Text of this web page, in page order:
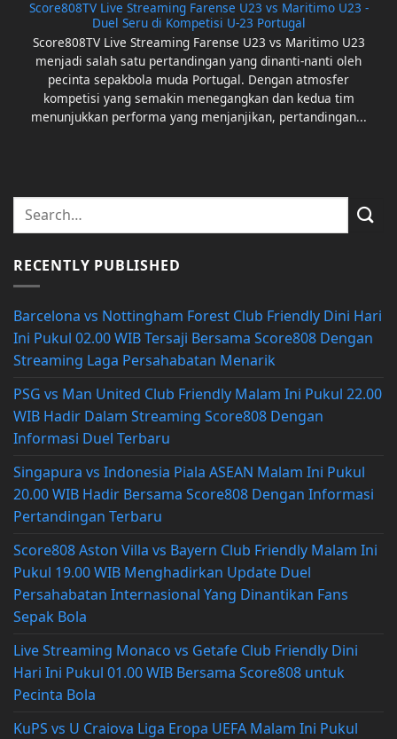
Score808TV Live Streaming Farense U23 vs Maritimo U23 -
Duel Seru di Kompetisi U-23 Portugal
Score808TV Live Streaming Farense U23 vs Maritimo U23
menjadi salah satu pertandingan yang dinanti-nanti oleh
pecinta sepakbola muda Portugal. Dengan atmosfer
kompetisi yang semakin menegangkan dan kedua tim
menunjukkan performa yang menjanjikan, pertandingan...
RECENTLY PUBLISHED
Barcelona vs Nottingham Forest Club Friendly Dini Hari
Ini Pukul 02.00 WIB Tersaji Bersama Score808 Dengan
Streaming Laga Persahabatan Menarik
PSG vs Man United Club Friendly Malam Ini Pukul 22.00
WIB Hadir Dalam Streaming Score808 Dengan
Informasi Duel Terbaru
Singapura vs Indonesia Piala ASEAN Malam Ini Pukul
20.00 WIB Hadir Bersama Score808 Dengan Informasi
Pertandingan Terbaru
Score808 Aston Villa vs Bayern Club Friendly Malam Ini
Pukul 19.00 WIB Menghadirkan Update Duel
Persahabatan Internasional Yang Dinantikan Fans
Sepak Bola
Live Streaming Monaco vs Getafe Club Friendly Dini
Hari Ini Pukul 01.00 WIB Bersama Score808 untuk
Pecinta Bola
KuPS vs U Craiova Liga Eropa UEFA Malam Ini Pukul